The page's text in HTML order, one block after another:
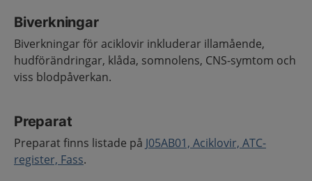
Biverkningar
Biverkningar för aciklovir inkluderar illamående,
hudförändringar, klåda, somnolens, CNS-symtom och
viss blodpåverkan.
Preparat
Preparat finns listade på J05AB01, Aciklovir, ATC-
register, Fass.